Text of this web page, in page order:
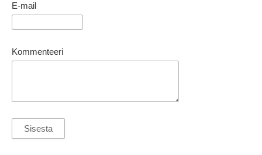
E-mail
Kommenteeri